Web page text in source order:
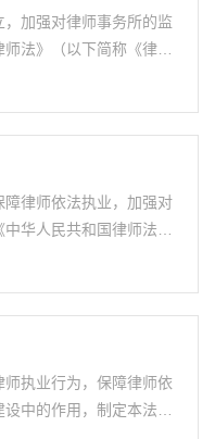
加强对律师事务所的监
法》（以下简称《律师
律师依法执业，加强对
华人民共和国律师法》
执业行为，保障律师依
中的作用，制定本法。